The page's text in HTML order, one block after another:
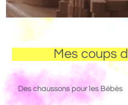
Mes coups
Des chaussons pour les Bébés